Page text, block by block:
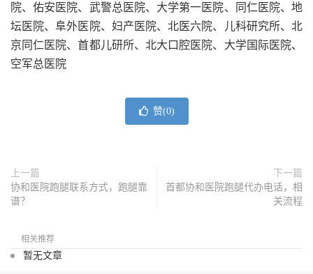
院、佑安医院、武警总医院、大学第一医院、同仁医院、地
坛医院、阜外医院、妇产医院、北医六院、儿科研究所、北
京同仁医院、首都儿研所、北大口腔医院、大学国际医院、
空军总医院
赞(0)
上一篇
协和医院跑腿联系方式，跑腿靠
谱？
下一篇
首都协和医院跑腿代办电话，相
关流程
相关推荐
暂无文章